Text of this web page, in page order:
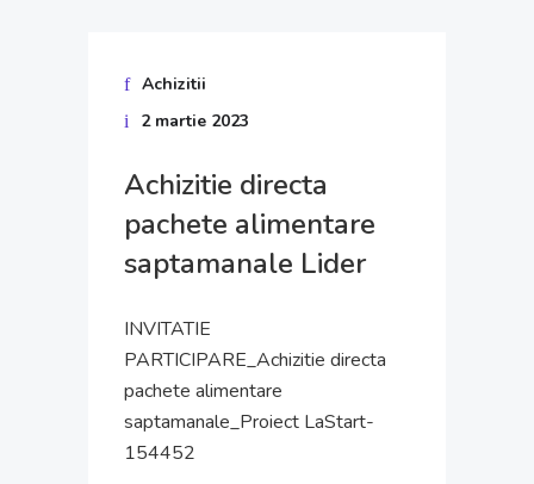
Achizitii
2 martie 2023
Achizitie directa
pachete alimentare
saptamanale Lider
INVITATIE
PARTICIPARE_Achizitie directa
pachete alimentare
saptamanale_Proiect LaStart-
154452